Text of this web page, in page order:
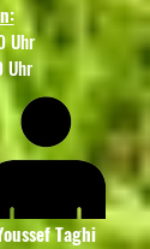
Uhr
Uhr
Taghi